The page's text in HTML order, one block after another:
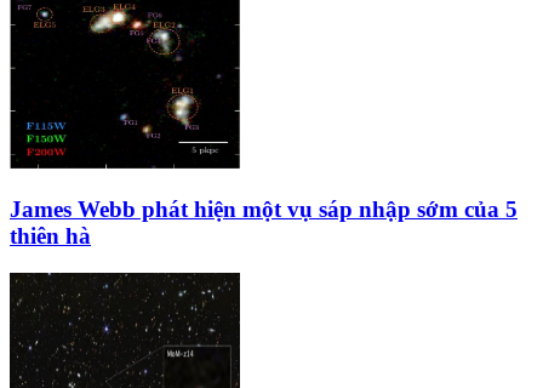
James Webb phát hiện một vụ sáp nhập sớm của 5
thiên hà